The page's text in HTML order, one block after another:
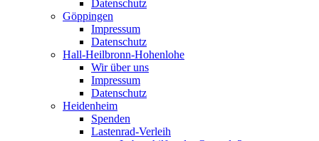
Datenschutz
Göppingen
Impressum
Datenschutz
Hall-Heilbronn-Hohenlohe
Wir über uns
Impressum
Datenschutz
Heidenheim
Spenden
Lastenrad-Verleih